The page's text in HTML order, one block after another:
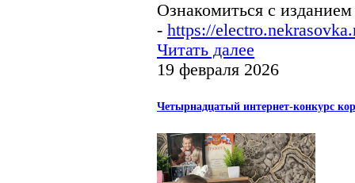
Ознакомиться с
- https://
Читать далее
19 февраля 2026
Четырнадцатый интернет-конкурс